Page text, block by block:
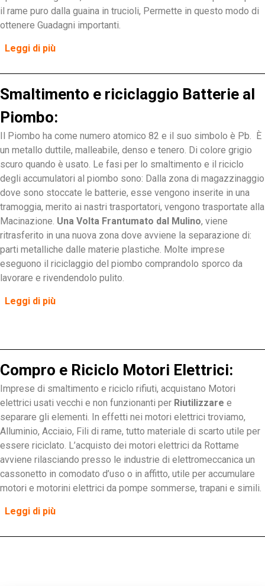
il rame puro dalla guaina in trucioli, Permette in questo modo di
ottenere Guadagni importanti.
Leggi di più
Smaltimento e riciclaggio Batterie al
Piombo:
Il Piombo ha come numero atomico 82 e il suo simbolo è Pb. È
un metallo duttile, malleabile, denso e tenero. Di colore grigio
scuro quando è usato. Le fasi per lo smaltimento e il riciclo
degli accumulatori al piombo sono: Dalla zona di magazzinaggio
dove sono stoccate le batterie, esse vengono inserite in una
tramoggia, merito ai nastri trasportatori, vengono trasportate alla
Macinazione. Una Volta Frantumato dal Mulino, viene
ritrasferito in una nuova zona dove avviene la separazione di:
parti metalliche dalle materie plastiche. Molte imprese
eseguono il riciclaggio del piombo comprandolo sporco da
lavorare e rivendendolo pulito.
Leggi di più
Compro e Riciclo Motori Elettrici:
Imprese di smaltimento e riciclo rifiuti, acquistano Motori
elettrici usati vecchi e non funzionanti per Riutilizzare e
separare gli elementi. In effetti nei motori elettrici troviamo,
Alluminio, Acciaio, Fili di rame, tutto materiale di scarto utile per
essere riciclato. L’acquisto dei motori elettrici da Rottame
avviene rilasciando presso le industrie di elettromeccanica un
cassonetto in comodato d’uso o in affitto, utile per accumulare
motori e motorini elettrici da pompe sommerse, trapani e simili.
Leggi di più